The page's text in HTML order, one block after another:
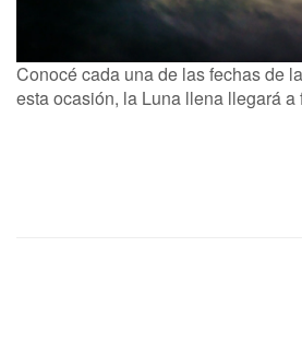
Conocé cada una de las fechas de
esta ocasión, la Luna llena llegará a